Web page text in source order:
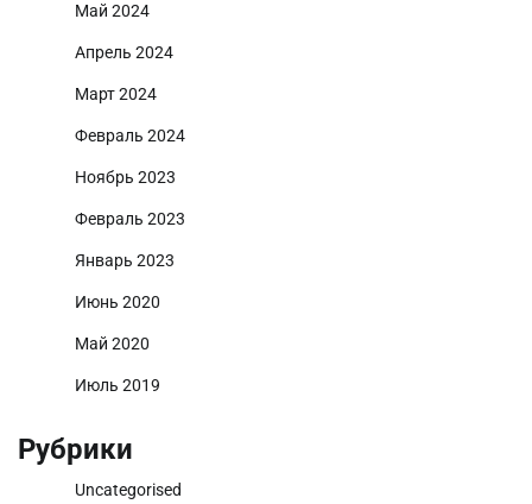
Май 2024
Апрель 2024
Март 2024
Февраль 2024
Ноябрь 2023
Февраль 2023
Январь 2023
Июнь 2020
Май 2020
Июль 2019
Рубрики
Uncategorised